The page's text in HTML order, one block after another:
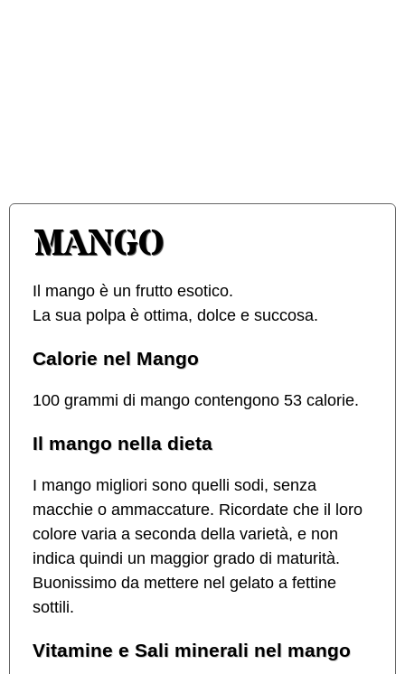
MANGO
Il mango è un frutto esotico.
La sua polpa è ottima, dolce e succosa.
Calorie nel Mango
100 grammi di mango contengono 53 calorie.
Il mango nella dieta
I mango migliori sono quelli sodi, senza
macchie o ammaccature. Ricordate che il loro
colore varia a seconda della varietà, e non
indica quindi un maggior grado di maturità.
Buonissimo da mettere nel gelato a fettine
sottili.
Vitamine e Sali minerali nel mango